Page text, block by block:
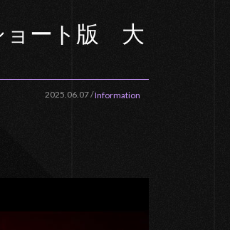
ョート版 大
2025.06.07/Information